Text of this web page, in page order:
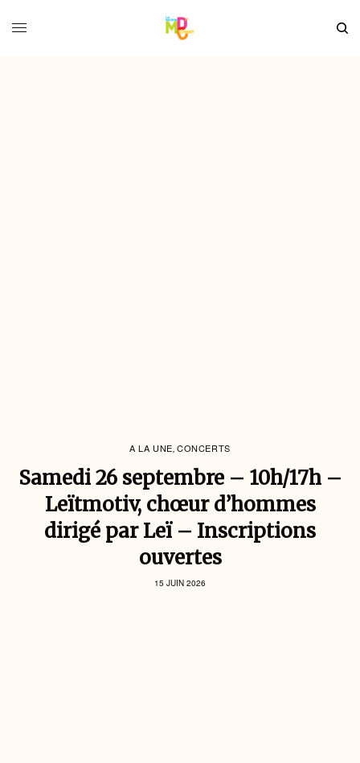
A LA UNE, CONCERTS
Samedi 26 septembre – 10h/17h –
Leïtmotiv, chœur d’hommes
dirigé par Leï – Inscriptions
ouvertes
15 JUIN 2026